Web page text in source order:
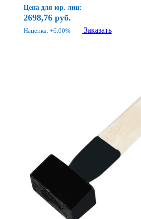
Цена для юр. лиц:
2698,76 руб.
Наценка: +6.00% Заказать